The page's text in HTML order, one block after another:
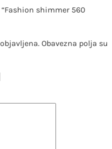
shimmer 560
Obavezna polja su